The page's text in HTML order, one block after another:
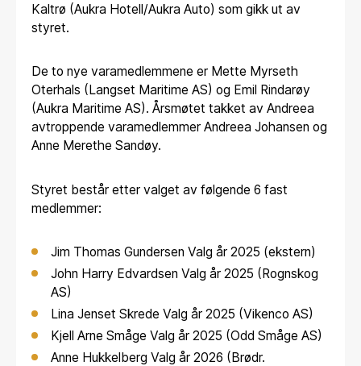
Kaltrø (Aukra Hotell/Aukra Auto) som gikk ut av
styret.
De to nye varamedlemmene er Mette Myrseth
Oterhals (Langset Maritime AS) og Emil Rindarøy
(Aukra Maritime AS). Årsmøtet takket av Andreea
avtroppende varamedlemmer Andreea Johansen og
Anne Merethe Sandøy.
Styret består etter valget av følgende 6 fast
medlemmer:
Jim Thomas Gundersen Valg år 2025 (ekstern)
John Harry Edvardsen Valg år 2025 (Rognskog
AS)
Lina Jenset Skrede Valg år 2025 (Vikenco AS)
Kjell Arne Småge Valg år 2025 (Odd Småge AS)
Anne Hukkelberg Valg år 2026 (Brødr.